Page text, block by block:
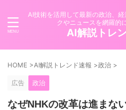
AI技術を活用して最新の政治、
クやニュースを網羅的
AI解説トレ
HOME >AI解説トレンド速報 >政治 >
広告 政治
なぜNHKの改革は進まな